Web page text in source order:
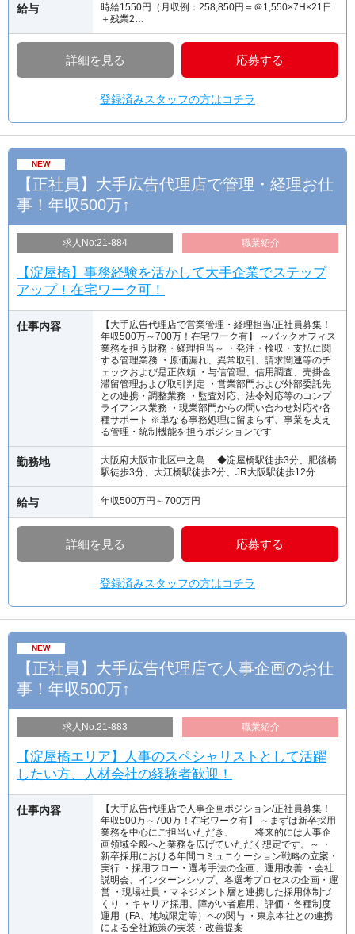
給与
時給1550円（月収例：258,850円＝＠1,550×7H×21日
＋残業2…
詳細を見る 応募する
登録済みスタッフの方はコチラ
NEW
【正社員】大手広告代理店で管理・経理お仕
事！年収500万↑
求人No:21-884 職業紹介
【淀屋橋】事務経験を活かして大手企業でステップ
アップ！在宅ワーク可！
仕事内容
【大手広告代理店で営業管理・経理担当/正社員募集！
年収500万～700万！在宅ワーク有】 ～バックオフィス
業務を担う財務・経理担当～ ・発注・検収・支払に関
する管理業務 ・原価漏れ、異常取引、請求関連等のチ
ェックおよび是正依頼 ・与信管理、信用調査、売掛金
滞留管理および取引判定 ・営業部門および外部委託先
との連携・調整業務 ・監査対応、法令対応等のコンプ
ライアンス業務 ・現業部門からの問い合わせ対応や各
種サポート ※単なる事務処理に留まらず、事業を支え
る管理・統制機能を担うポジションです
勤務地
大阪府大阪市北区中之島 ◆淀屋橋駅徒歩3分、肥後橋
駅徒歩3分、大江橋駅徒歩2分、JR大阪駅徒歩12分
給与 年収500万円～700万円
詳細を見る 応募する
登録済みスタッフの方はコチラ
NEW
【正社員】大手広告代理店で人事企画のお仕
事！年収500万↑
求人No:21-883 職業紹介
【淀屋橋エリア】人事のスペシャリストとして活躍
したい方、人材会社の経験者歓迎！
仕事内容
【大手広告代理店で人事企画ポジション/正社員募集！
年収500万～700万！在宅ワーク有】 ～まずは新卒採用
業務を中心にご担当いただき、 将来的には人事企
画領域全般へと業務を広げていただく想定です。～ ・
新卒採用における年間コミュニケーション戦略の立案・
実行 ・採用フロー・選考手法の企画、運用改善 ・会社
説明会、インターンシップ、各選考プロセスの企画・運
営 ・現場社員・マネジメント層と連携した採用体制づ
くり ・キャリア採用、障がい者雇用、評価・各種制度
運用（FA、地域限定等）への関与 ・東京本社との連携
による全社施策の実装・改善提案